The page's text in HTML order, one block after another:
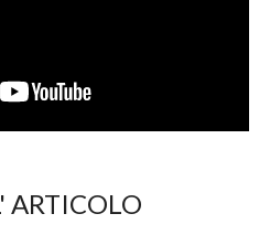
ARTICOLO